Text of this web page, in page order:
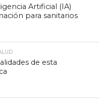
Artificial (IA)
para sanitarios
de esta